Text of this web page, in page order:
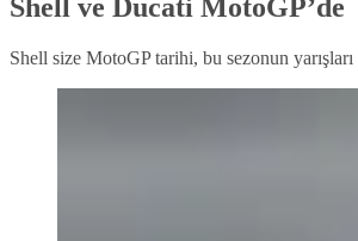
Shell ve Ducati MotoGP’de
Shell size MotoGP tarihi, bu sezonun